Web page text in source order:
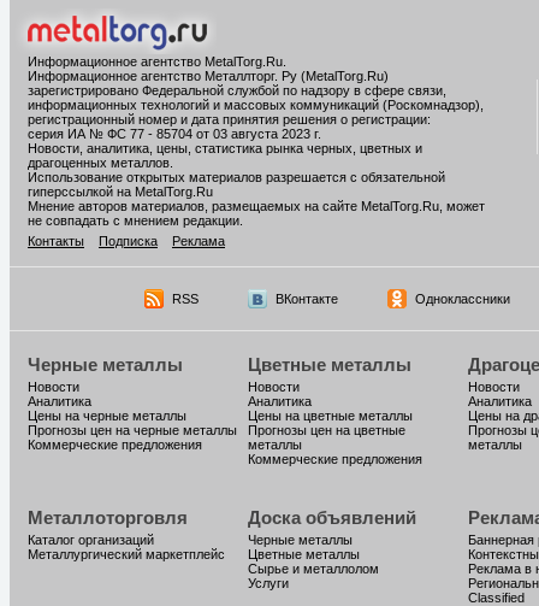
Информационное агентство MetalTorg.Ru
Информационное агентство Металлторг. Ру (MetalTorg.Ru)
зарегистрировано Федеральной службой по надзору в сфере связи,
информационных технологий и массовых коммуникаций (Роскомнадзор),
регистрационный номер и дата принятия решения о регистрации:
серия ИА № ФС 77 - 85704 от 03 августа 2023 г.
Новости, аналитика, цены, статистика рынка черных, цветных и
драгоценных металлов.
Использование открытых материалов разрешается с обязательной
гиперссылкой на MetalTorg.Ru
Мнение авторов материалов, размещаемых на сайте MetalTorg.Ru, может
не совпадать с мнением редакции.
Контакты
Подписка Реклама
RSS ВКонтакте Одноклассники
Черные металлы
Новости
Аналитика
Цены на черные металлы
Прогнозы цен на черные металлы
Коммерческие предложения
Цветные металлы
Новости
Аналитика
Цены на цветные металлы
Прогнозы цен на цветные
металлы
Коммерческие предложения
Новости
Аналитика
Цены на
Прогнозы
металлы
Металлоторговля
Каталог организаций
Металлургический маркетплейс
Доска объявлений
Черные металлы
Цветные металлы
Сырье и металлолом
Услуги
Баннерная
Реклама в
Classified